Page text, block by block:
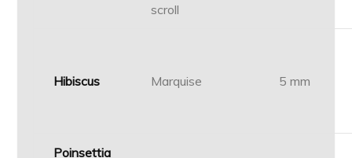
scroll
Hibiscus Marquise 5 mm
Poinsettia